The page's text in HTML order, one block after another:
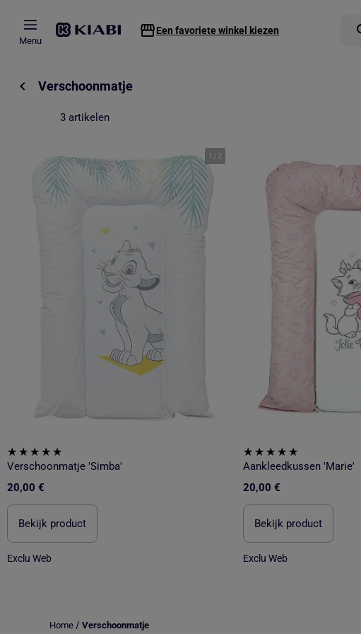
Menu
Een favoriete winkel kiezen
Verschoonmatje
3 artikelen
1 / 2
Verschoonmatje 'Simba'
20,00 €
Bekijk product
Exclu Web
Aankleedkussen 'Marie'
20,00 €
Bekijk product
Exclu Web
Home / Verschoonmatje